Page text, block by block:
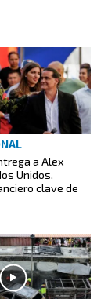
a Alex
Unidos,
clave de